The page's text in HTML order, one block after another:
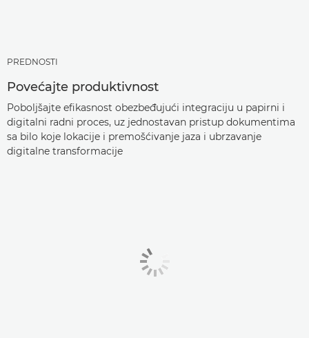
PREDNOSTI
Povećajte produktivnost
Poboljšajte efikasnost obezbeđujući integraciju u papirni i
digitalni radni proces, uz jednostavan pristup dokumentima
sa bilo koje lokacije i premošćivanje jaza i ubrzavanje
digitalne transformacije